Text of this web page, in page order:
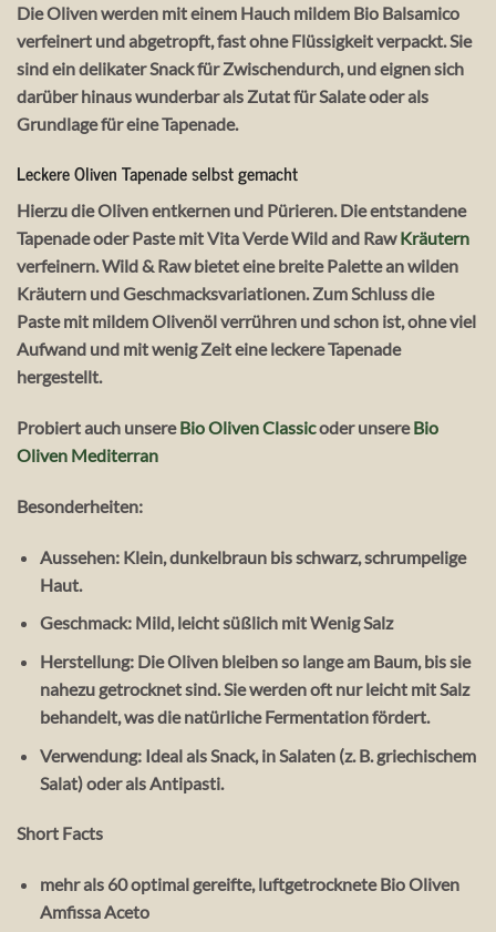
Die Oliven werden mit einem Hauch mildem Bio Balsamico
verfeinert und abgetropft, fast ohne Flüssigkeit verpackt. Sie
sind ein delikater Snack für Zwischendurch, und eignen sich
darüber hinaus wunderbar als Zutat für Salate oder als
Grundlage für eine Tapenade.
Leckere Oliven Tapenade selbst gemacht
Hierzu die Oliven entkernen und Pürieren. Die entstandene
Tapenade oder Paste mit Vita Verde Wild and RawKräutern
verfeinern. Wild & Raw bietet eine breite Palette an wilden
Kräutern und Geschmacksvariationen. Zum Schluss die
Paste mit mildem Olivenöl verrühren und schon ist, ohne viel
Aufwand und mit wenig Zeit eine leckere Tapenade
hergestellt.
Probiert auch unsereBio Oliven Classicoder unsereBio
Oliven Mediterran
Besonderheiten:
Aussehen:Klein, dunkelbraun bis schwarz, schrumpelige
Haut.
Geschmack:Mild, leicht süßlich mit Wenig Salz
Herstellung:Die Oliven bleiben so lange am Baum, bis sie
nahezu getrocknet sind. Sie werden oft nur leicht mit Salz
behandelt, was die natürliche Fermentation fördert.
Verwendung:Ideal als Snack, in Salaten(z. B. griechischem
Salat) oder als Antipasti.
Short Facts
mehr als 60 optimal gereifte, luftgetrocknete Bio Oliven
Amfissa Aceto